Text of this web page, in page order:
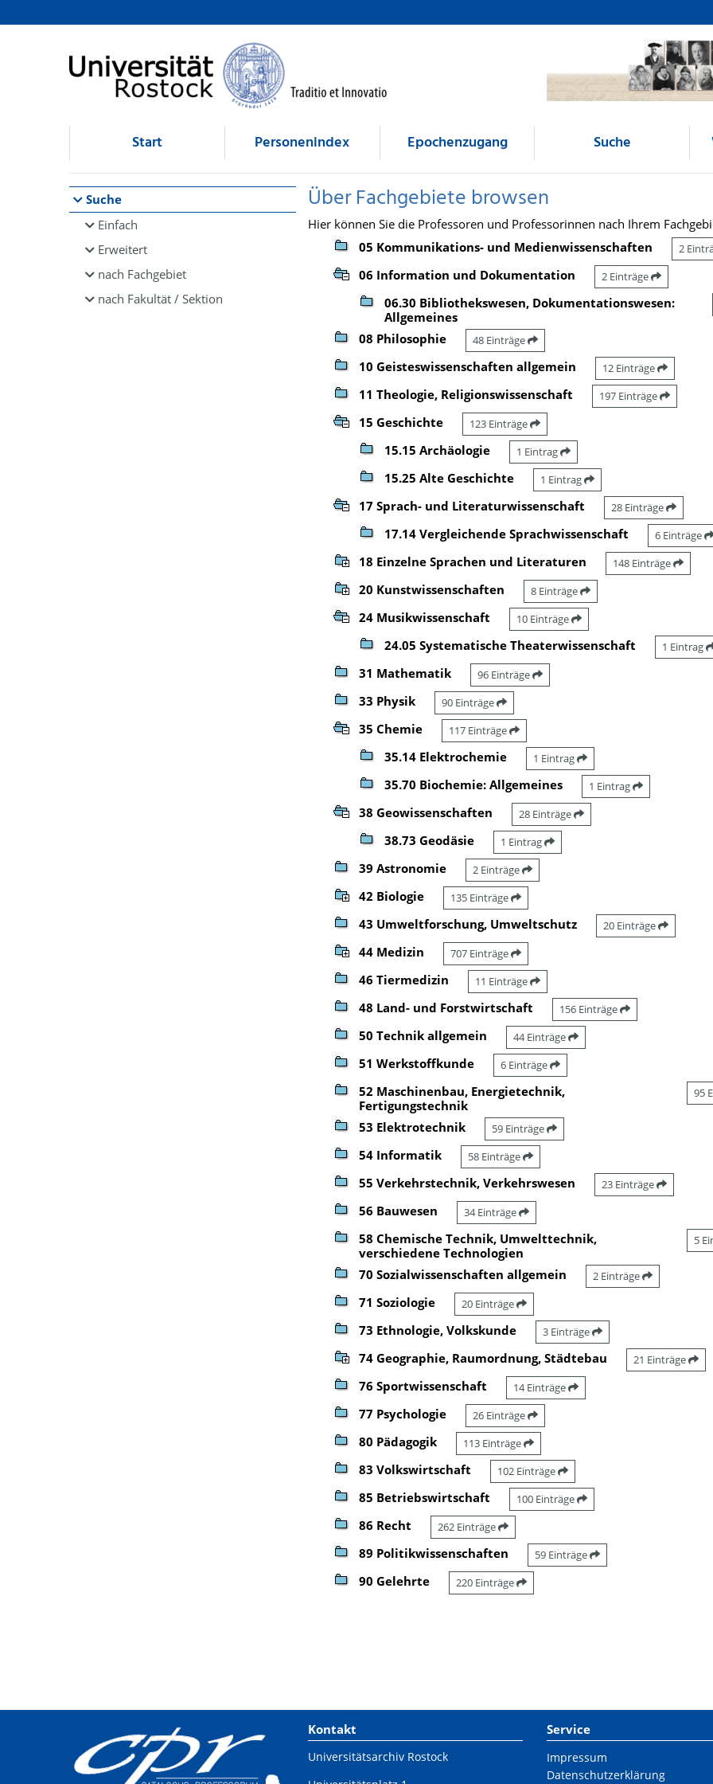
Browsen
direkt zum Inhalt
Start Personenindex Epochenzugang Suche
Suche
Einfach
Erweitert
nach Fachgebiet
nach Fakultät / Sektion
Über Fachgebiete browsen
Hier können Sie die Professoren und Professorinnen nach Ihrem
05 Kommunikations- und Medienwissenschaften
2
06 Information und Dokumentation 2 Einträge
06.30 Bibliothekswesen, Dokumentationswesen:
Allgemeines
08 Philosophie 48 Einträge
10 Geisteswissenschaften allgemein 12 Einträge
11 Theologie, Religionswissenschaft 197 Einträge
15 Geschichte 123 Einträge
15.15 Archäologie 1 Eintrag
15.25 Alte Geschichte 1 Eintrag
17 Sprach- und Literaturwissenschaft 28 Einträge
17.14 Vergleichende Sprachwissenschaft 6 Einträge
18 Einzelne Sprachen und Literaturen 148 Einträge
20 Kunstwissenschaften 8 Einträge
24 Musikwissenschaft 10 Einträge
24.05 Systematische Theaterwissenschaft 1 Eintrag
31 Mathematik 96 Einträge
33 Physik 90 Einträge
35 Chemie 117 Einträge
35.14 Elektrochemie 1 Eintrag
35.70 Biochemie: Allgemeines 1 Eintrag
38 Geowissenschaften 28 Einträge
38.73 Geodäsie 1 Eintrag
39 Astronomie 2 Einträge
42 Biologie 135 Einträge
43 Umweltforschung, Umweltschutz 20 Einträge
44 Medizin 707 Einträge
46 Tiermedizin 11 Einträge
48 Land- und Forstwirtschaft 156 Einträge
50 Technik allgemein 44 Einträge
51 Werkstoffkunde 6 Einträge
52 Maschinenbau, Energietechnik,
Fertigungstechnik
95
53 Elektrotechnik 59 Einträge
54 Informatik 58 Einträge
55 Verkehrstechnik, Verkehrswesen 23 Einträge
56 Bauwesen 34 Einträge
58 Chemische Technik, Umwelttechnik,
verschiedene Technologien
5
70 Sozialwissenschaften allgemein 2 Einträge
71 Soziologie 20 Einträge
73 Ethnologie, Volkskunde 3 Einträge
74 Geographie, Raumordnung, Städtebau 21 Einträge
76 Sportwissenschaft 14 Einträge
77 Psychologie 26 Einträge
80 Pädagogik 113 Einträge
83 Volkswirtschaft 102 Einträge
85 Betriebswirtschaft 100 Einträge
86 Recht 262 Einträge
89 Politikwissenschaften 59 Einträge
90 Gelehrte 220 Einträge
Kontakt
Universitätsarchiv Rostock
Service
Impressum
Datenschutzerklärung